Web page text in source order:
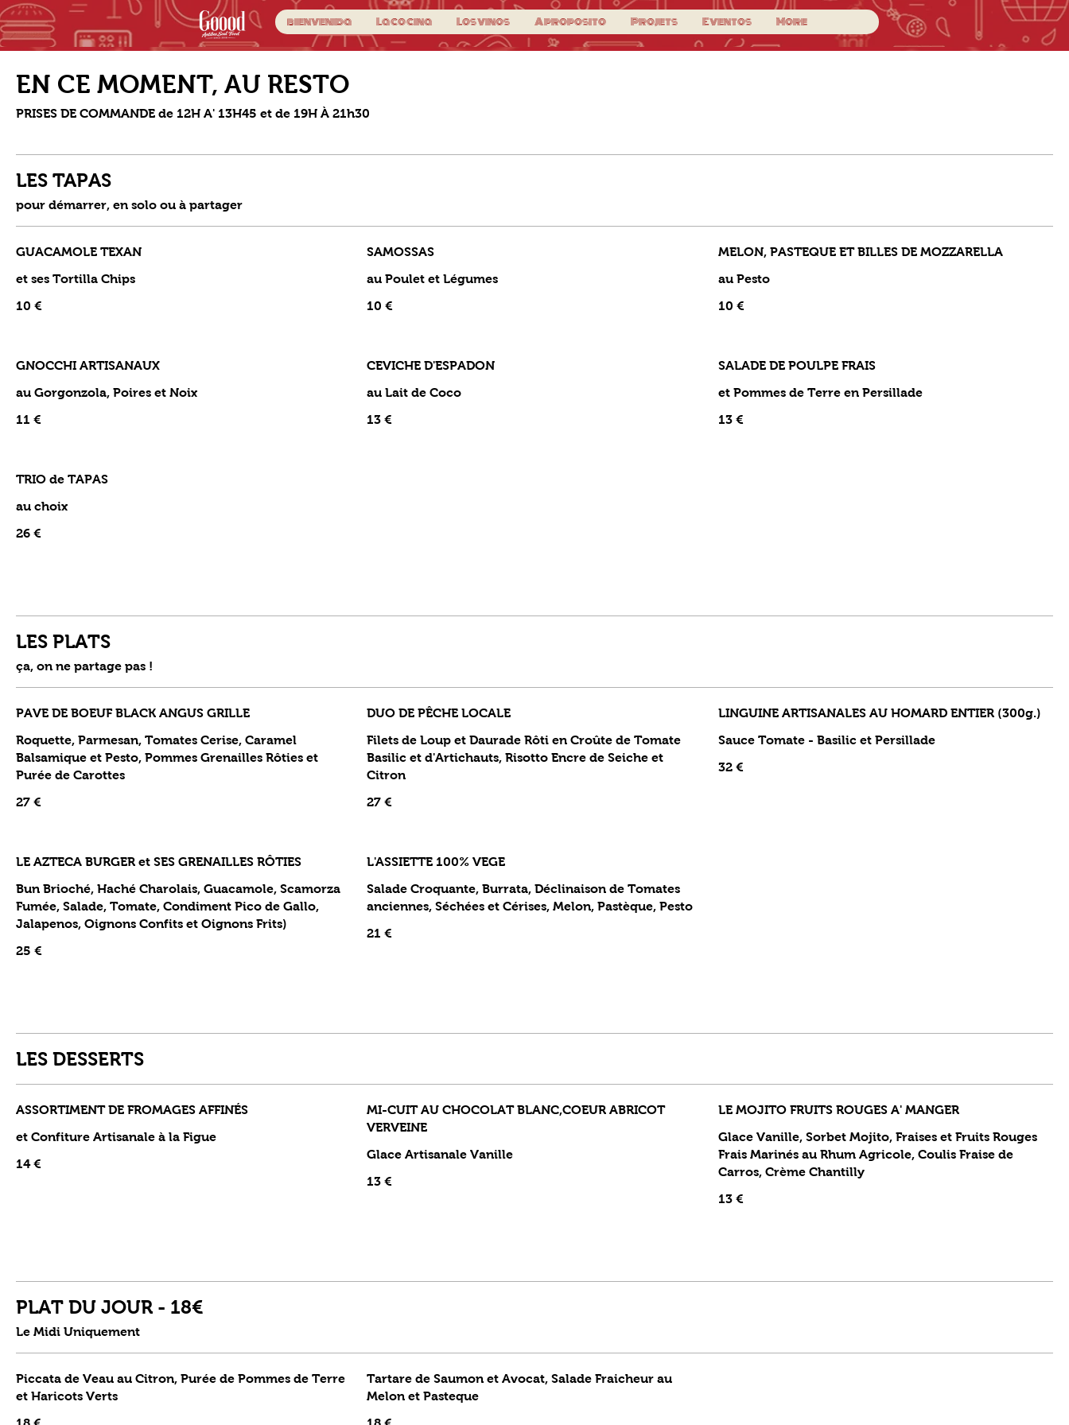
bienvenida La cocina Los vinos A proposito Projets Eventos More
EN CE MOMENT, AU RESTO
PRISES DE COMMANDE de 12H A' 13H45 et de 19H À 21h30
LES TAPAS
pour démarrer, en solo ou à partager
GUACAMOLE TEXAN
et ses Tortilla Chips
10 €
SAMOSSAS
au Poulet et Légumes
10 €
MELON, PASTEQUE ET BILLES DE MOZZARELLA
au Pesto
10 €
GNOCCHI ARTISANAUX
au Gorgonzola, Poires et Noix
11 €
CEVICHE D'ESPADON
au Lait de Coco
13 €
SALADE DE POULPE FRAIS
et Pommes de Terre en Persillade
13 €
TRIO de TAPAS
au choix
26 €
LES PLATS
ça, on ne partage pas !
PAVE DE BOEUF BLACK ANGUS GRILLE
Roquette, Parmesan, Tomates Cerise, Caramel
Balsamique et Pesto, Pommes Grenailles Rôties et
Purée de Carottes
27 €
DUO DE PÊCHE LOCALE
Filets de Loup et Daurade Rôti en Croûte de Tomate
Basilic et d'Artichauts, Risotto Encre de Seiche et
Citron
27 €
LINGUINE ARTISANALES AU HOMARD ENTIER (300g.)
Sauce Tomate - Basilic et Persillade
32 €
LE AZTECA BURGER et SES GRENAILLES RÔTIES
Bun Brioché, Haché Charolais, Guacamole, Scamorza
Fumée, Salade, Tomate, Condiment Pico de Gallo,
Jalapenos, Oignons Confits et Oignons Frits)
25 €
L'ASSIETTE 100% VEGE
Salade Croquante, Burrata, Déclinaison de Tomates
anciennes, Séchées et Cérises, Melon, Pastèque, Pesto
21 €
LES DESSERTS
ASSORTIMENT DE FROMAGES AFFINÉS
et Confiture Artisanale à la Figue
14 €
MI-CUIT AU CHOCOLAT BLANC,COEUR ABRICOT
VERVEINE
Glace Artisanale Vanille
13 €
LE MOJITO FRUITS ROUGES A' MANGER
Glace Vanille, Sorbet Mojito, Fraises et Fruits Rouges
Frais Marinés au Rhum Agricole, Coulis Fraise de
Carros, Crème Chantilly
13 €
PLAT DU JOUR - 18€
Le Midi Uniquement
Piccata de Veau au Citron, Purée de Pommes de Terre
et Haricots Verts
Tartare de Saumon et Avocat, Salade Fraicheur au
Melon et Pasteque